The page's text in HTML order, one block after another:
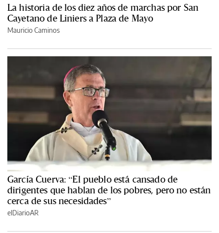
La historia de los diez años de marchas por San
Cayetano de Liniers a Plaza de Mayo
Mauricio Caminos
García Cuerva: “El pueblo está cansado de
dirigentes que hablan de los pobres, pero no están
cerca de sus necesidades”
elDiarioAR